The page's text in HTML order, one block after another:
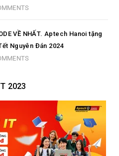
VỀ NHẤT. Aptech Hanoi tặng
Nguyên Đán 2024
2023